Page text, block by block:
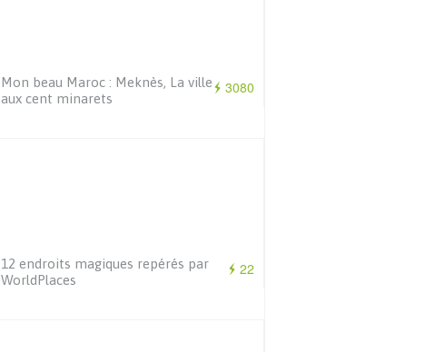
3080
Mon beau Maroc : Meknès, La ville
aux cent minarets
22
12 endroits magiques repérés par
WorldPlaces